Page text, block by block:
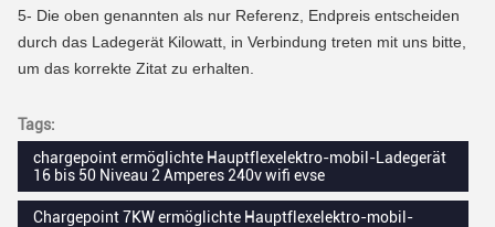
5- Die oben genannten als nur Referenz, Endpreis entscheiden
durch das Ladegerät Kilowatt, in Verbindung treten mit uns bitte,
um das korrekte Zitat zu erhalten.
Tags:
chargepoint ermöglichte Hauptflexelektro-mobil-Ladegerät
16 bis 50 Niveau 2 Amperes 240v wifi evse
Chargepoint 7KW ermöglichte Hauptflexelektro-mobil-